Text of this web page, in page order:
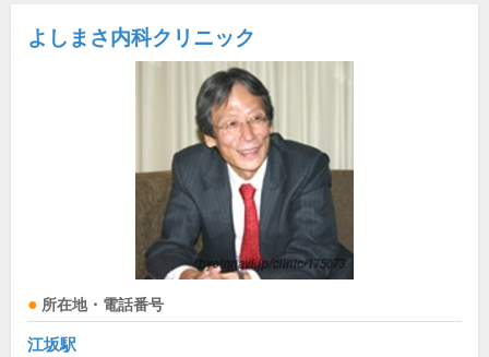
よしまさ内科クリニック
所在地・電話番号
江坂駅